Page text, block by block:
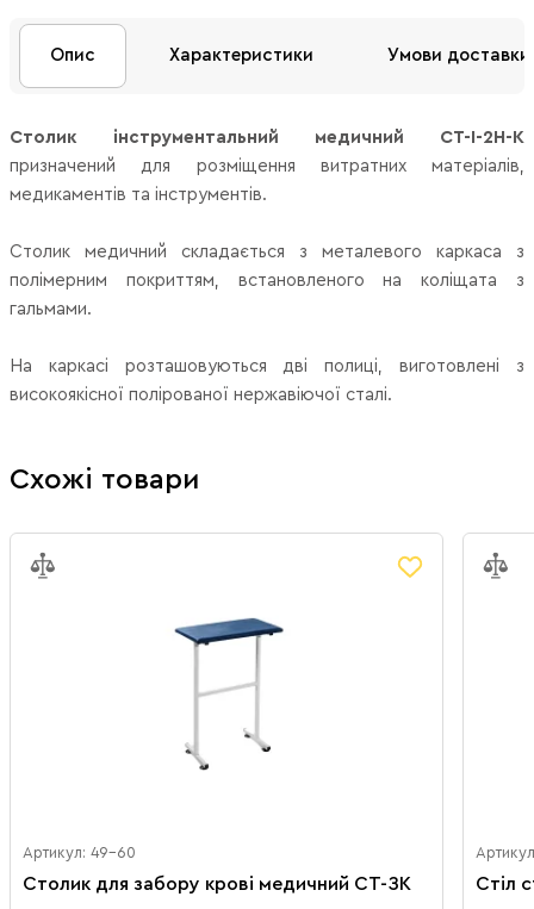
Опис Характеристики Умови доставки
Столик інструментальний медичний СТ-І-2Н-К
призначений для розміщення витратних матеріалів,
медикаментів та інструментів.
Столик медичний складається з металевого каркаса з
полімерним покриттям, встановленого на коліщата з
гальмами.
На каркасі розташовуються дві полиці, виготовлені з
високоякісної полірованої нержавіючої сталі.
Схожі товари
Артикул: 49-60
Столик для забору крові медичний СТ-ЗК Стіл